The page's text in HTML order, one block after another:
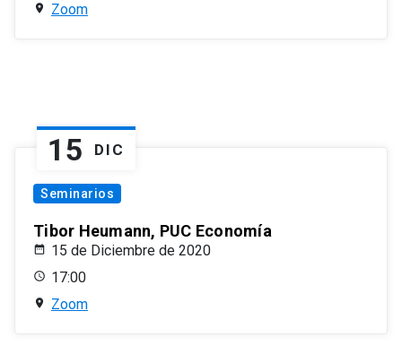
Zoom
15 DIC
Seminarios
Tibor Heumann, PUC Economía
15 de Diciembre de 2020
17:00
Zoom